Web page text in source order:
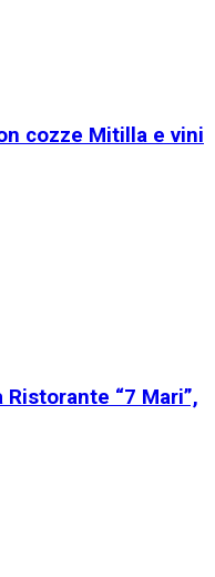
cozze Mitilla e vini
“7 Mari”,